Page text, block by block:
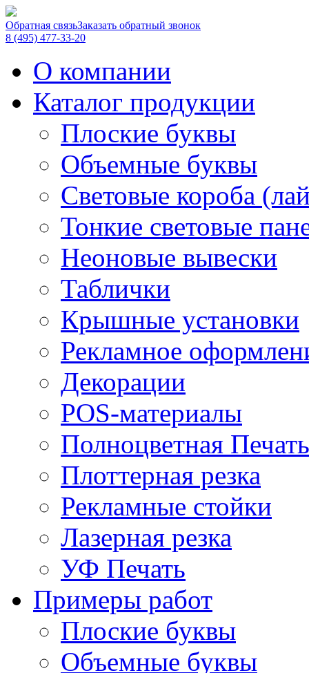
Обратная связьЗаказать обратный звонок
8 (495) 477-33-20
О компании
Каталог продукции
Плоские буквы
Объемные буквы
Световые короба
Тонкие световые
Неоновые вывески
Таблички
Крышные установки
Рекламное
Декорации
POS-материалы
Полноцветная Печать
Плоттерная резка
Рекламные стойки
Лазерная резка
УФ Печать
Примеры работ
Плоские буквы
Объемные буквы